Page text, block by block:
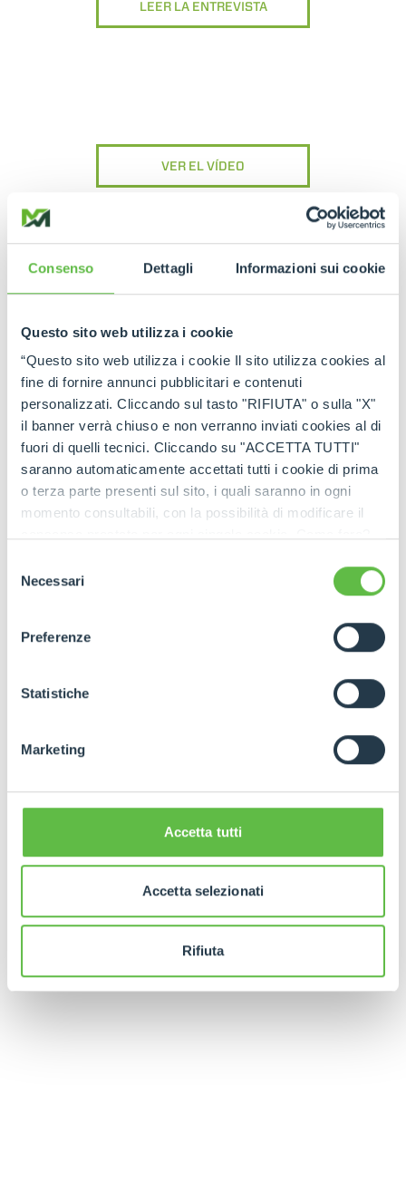
Consenso Dettagli Informazioni sui cookie
Questo sito web utilizza i cookie
“Questo sito web utilizza i cookie Il sito utilizza cookies al
fine di fornire annunci pubblicitari e contenuti
personalizzati. Cliccando sul tasto "RIFIUTA" o sulla "X"
il banner verrà chiuso e non verranno inviati cookies al di
fuori di quelli tecnici. Cliccando su "ACCETTA TUTTI"
saranno automaticamente accettati tutti i cookie di prima
o terza parte presenti sul sito, i quali saranno in ogni
momento consultabili, con la possibilità di modificare il
ogni pagina, selezionare "Modifichi il suo consenso" e
dell'informativa completa nel footer presente in ogni
pagina. Per esercitare i diritti riconosciuti all'interessato ai
GDPR abbiamo predisposto una
apposita procedura.
delNecessari
Preferenze
Statistiche
Marketing
Accetta tutti
Accetta selezionati
Rifiuta
LEER LA ENTREVISTA
VER EL VÍDEO